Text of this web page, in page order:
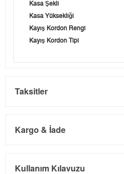
Kasa Şekli
Kasa Yüksekliği
Kayış Kordon Rengi
Kayış Kordon Tipi
Taksitler
Kargo & İade
Kullanım Kılavuzu